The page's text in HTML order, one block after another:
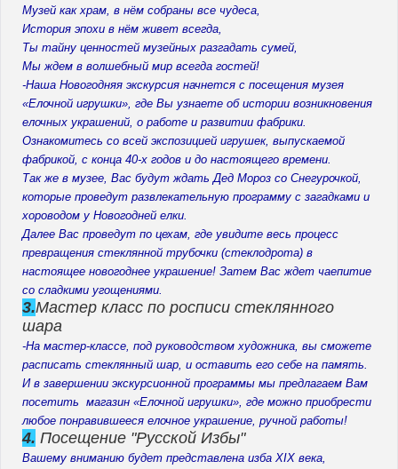
Музей как храм, в нём собраны все чудеса,
История эпохи в нём живет всегда,
Ты тайну ценностей музейных разгадать сумей,
Мы ждем в волшебный мир всегда гостей!
-Наша Новогодняя экскурсия начнется с посещения музея
«Елочной игрушки», где Вы узнаете об истории возникновения
елочных украшений, о работе и развитии фабрики.
Ознакомитесь со всей экспозицией игрушек, выпускаемой
фабрикой, с конца 40-х годов и до настоящего времени.
Так же в музее, Вас будут ждать Дед Мороз со Снегурочкой,
которые проведут развлекательную программу с загадками и
хороводом у Новогодней елки.
Далее Вас проведут по цехам, где увидите весь процесс
превращения стеклянной трубочки (стеклодрота) в
настоящее новогоднее украшение! Затем Вас ждет чаепитие
со сладкими угощениями.
3.Мастер класс по росписи стеклянного
шара
-На мастер-классе, под руководством художника, вы сможете
расписать стеклянный шар, и оставить его себе на память.
И в завершении экскурсионной программы мы предлагаем Вам
посетить магазин «Елочной игрушки», где можно приобрести
любое понравившееся елочное украшение, ручной работы!
4. Посещение "Русской Избы"
Вашему вниманию будет представлена изба XIX века,